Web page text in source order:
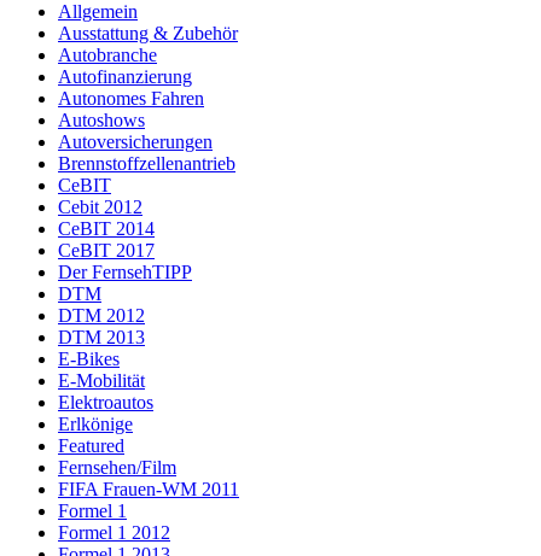
Allgemein
Ausstattung & Zubehör
Autobranche
Autofinanzierung
Autonomes Fahren
Autoshows
Autoversicherungen
Brennstoffzellenantrieb
CeBIT
Cebit 2012
CeBIT 2014
CeBIT 2017
Der FernsehTIPP
DTM
DTM 2012
DTM 2013
E-Bikes
E-Mobilität
Elektroautos
Erlkönige
Featured
Fernsehen/Film
FIFA Frauen-WM 2011
Formel 1
Formel 1 2012